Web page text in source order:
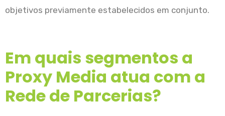
objetivos previamente estabelecidos em conjunto.
Em quais segmentos a
Proxy Media atua com a
Rede de Parcerias?